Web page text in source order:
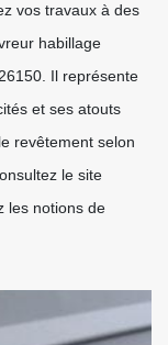
vos travaux à des
habillage
Il représente
et ses atouts
revêtement selon
le site
les notions de